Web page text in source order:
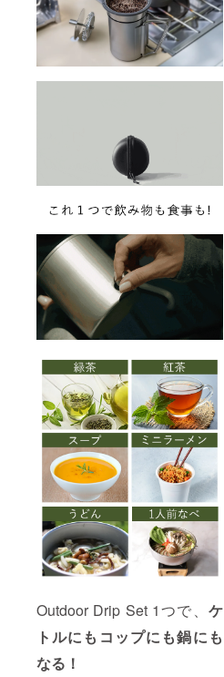
Outdoor Drip Set 1つで、 ケ
トルにもコップにも鍋にも
なる！